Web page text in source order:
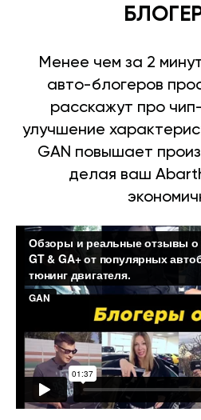
Менее чем за 2
авто-блогеров
расскажут про
улучшение
GAN повышает
делая ваш